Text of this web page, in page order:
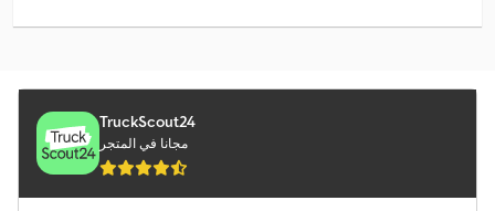
Mercedes-Benz Atego
Mercedes-Benz Atego 1500
Mercedes-Benz Atego 800
TruckScout24
مجانا في المتجر